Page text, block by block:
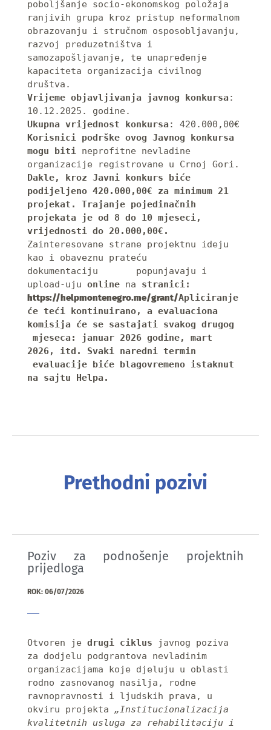
poboljšanje socio-ekonomskog položaja
ranjivih grupa kroz pristup neformalnom
obrazovanju i stručnom osposobljavanju,
razvoj preduzetništva i
samozapošljavanje, te unapređenje
kapaciteta organizacija civilnog
Vrijeme objavljivanja javnog konkursa :
Ukupna vrijednost konkursa
Korisnici podrške ovog Javnog konkursa
mogu biti neprofitne nevladine
Dakle, kroz Javni konkurs biće
podijeljeno 420.000,00€ za minimum 21
projekat. Trajanje pojedinačnih
projekata je od 8 do 10 mjeseci,
vrijednosti do 20.000,00€.
Zainteresovane strane projektnu ideju
kao i obaveznu prateću
dokumentaciju       popunjavaju i
upload-uju online na
https://helpmontenegro.me/grant/Apliciranje
će teći kontinuirano, a evaluaciona
komisija će se sastajati svakog drugog
mjeseca: januar 2026 godine, mart
2026, itd. Svaki naredni termin
evaluacije biće blagovremeno istaknut
na sajtu Helpa.
Prethodni pozivi
Poziv za podnošenje projektnih
prijedloga
ROK: 06/07/2026
Otvoren je drugi ciklus javnog poziva
za dodjelu podgrantova nevladinim
organizacijama koje djeluju u oblasti
rodno zasnovanog nasilja, rodne
ravnopravnosti i ljudskih prava, u
okviru projekta „Institucionalizacija
kvalitetnih usluga za rehabilitaciju i